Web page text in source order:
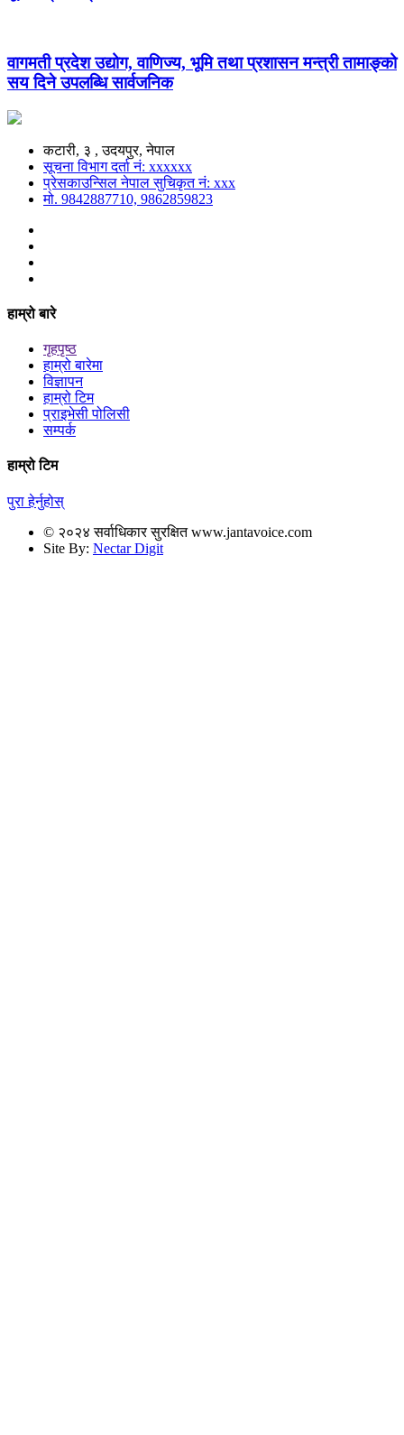
वागमती प्रदेश उद्योग, वाणिज्य, भूमि तथा प्रशासन मन्त्री तामाङ्को
सय दिने उपलब्धि सार्वजनिक
कटारी, ३ , उदयपुर, नेपाल
सूचना विभाग दर्ता नं: xxxxxx
प्रेसकाउन्सिल नेपाल सुचिकृत नं: xxx
मो. 9842887710, 9862859823
हाम्रो बारे
गृहपृष्ठ
हाम्रो बारेमा
विज्ञापन
हाम्रो टिम
प्राइभेसी पोलिसी
सम्पर्क
हाम्रो टिम
पुरा हेर्नुहोस्
© २०२४ सर्वाधिकार सुरक्षित www.jantavoice.com
Site By: Nectar Digit